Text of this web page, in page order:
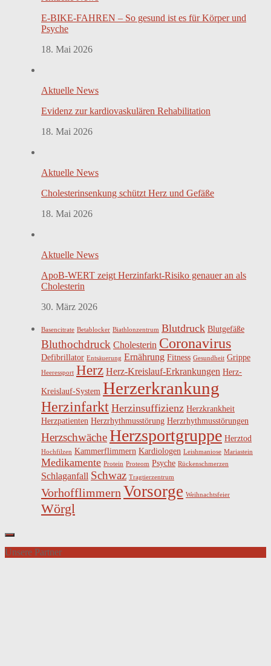
E-BIKE-FAHREN – So gesund ist es für Körper und
Psyche
18. Mai 2026
Aktuelle News
Evidenz zur kardiovaskulären Rehabilitation
18. Mai 2026
Aktuelle News
Cholesterinsenkung schützt Herz und Gefäße
18. Mai 2026
Aktuelle News
ApoB-WERT zeigt Herzinfarkt-Risiko genauer an als
Cholesterin
30. März 2026
Basencitrate Betablocker Biathlonzentrum Blutdruck Blutgefäße
Bluthochdruck Cholesterin Coronavirus
Defibrillator Entsäuerung Ernährung Fitness Gesundheit Grippe
Heeressport Herz Herz-Kreislauf-Erkrankungen Herz-
Kreislauf-System Herzerkrankung
Herzinfarkt Herzinsuffizienz Herzkrankheit
Herzpatienten Herzrhythmusstörung Herzrhythmusstörungen
HerzschwächeHerzsportgruppe Herztod
Hochfilzen Kammerflimmern Kardiologen Leishmaniose Mariastein
Medikamente Protein Proteom Psyche Rückenschmerzen
Schlaganfall Schwaz Tragtierzentrum
VorhofflimmernVorsorge Weihnachtsfeier
Wörgl
Unsere Partner